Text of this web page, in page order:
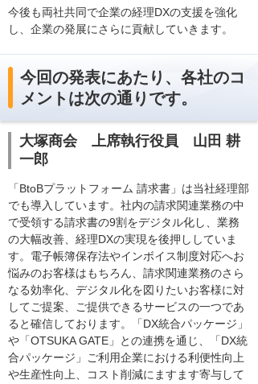
今後も両社共同で企業の経理DXの支援を強化
し、企業の発展にさらに貢献していきます。
今回の発表にあたり、各社のコ
メントは次の通りです。
大塚商会 上席執行役員 山田 耕
一郎
「BtoBプラットフォーム 請求書」は当社経理部
でも導入しています。社内の請求関連業務の中
で受領する請求書の9割をデジタル化し、業務
の大幅改善、経理DXの実現を後押ししていま
す。電子帳簿保存法やインボイス制度対応へお
悩みのお客様はもちろん、請求関連業務のさら
なる効率化、デジタル化を図りたいお客様に対
してご提案、ご提供できるサービスの一つであ
ると確信しております。「DX統合パッケージ」
や「OTSUKA GATE」との連携を通じ、「DX統
合パッケージ」ご利用企業における利便性向上
や生産性向上、コスト削減にますます寄与して